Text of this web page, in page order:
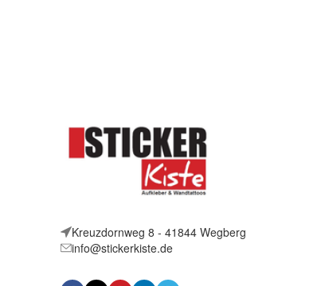
Kreuzdornweg 8 - 41844 Wegberg
info@stickerkiste.de